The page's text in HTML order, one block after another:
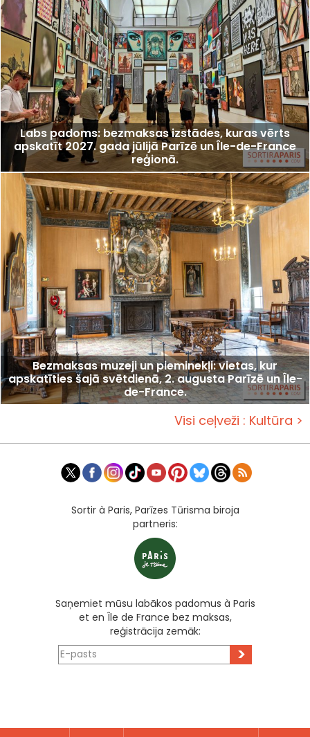
Labs padoms: bezmaksas izstādes, kuras vērts
apskatīt 2027. gada jūlijā Parīzē un Île-de-France
reģionā.
Bezmaksas muzeji un pieminekļi: vietas, kur
apskatīties šajā svētdienā, 2. augusta Parīzē un Île-
de-France.
Visi ceļveži : Kultūra >
Sortir à Paris, Parīzes Tūrisma biroja
partneris:
Saņemiet mūsu labākos padomus à Paris
et en Île de France bez maksas,
reģistrācija zemāk:
>